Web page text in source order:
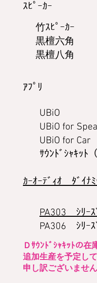
ｽﾋﾟｰｶｰ
竹ｽﾋﾟｰｶｰ
黒檀六角
黒檀八角
ｱﾌﾟﾘ
UBiO
UBiO for
UBiO for Car
ｻｳﾝﾄﾞｼｬｷｯﾄ（
ｶｰｵｰﾃﾞｨｵ ﾀﾞｲﾅﾐ
PA303 ｼﾘｰｽ
PA306 ｼﾘｰｽ
Ｄｻｳﾝﾄﾞｼｬｷｯﾄの在
追加生産を予定し
申し訳ございません